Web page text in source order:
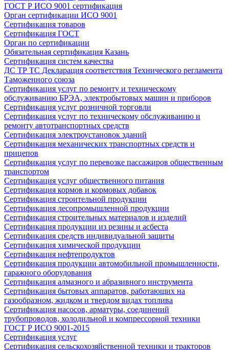
ГОСТ Р ИСО 9001 сертификация
Орган сертификации ИСО 9001
Сертификация товаров
Сертификация ГОСТ
Орган по сертификации
Обязательная сертификация Казань
Сертификация систем качества
ДС ТР ТС Декларация соответствия Технического регламента
Таможенного союза
Сертификация услуг по ремонту и техническому
обслуживанию БРЭА, электробытовых машин и приборов
Сертификация услуг розничной торговли
Сертификация услуг по техническому обслуживанию и
ремонту автотранспортных средств
Сертификация электроустановок зданий
Сертификация механических транспортных средств и
прицепов
Сертификация услуг по перевозке пассажиров общественным
транспортом
Сертификация услуг общественного питания
Сертификация кормов и кормовых добавок
Сертификация строительной продукции
Сертификация лесопромышленной продукции
Сертификация строительных материалов и изделий
Сертификация продукции из резины и асбеста
Сертификация средств индивидуальной защиты
Сертификация химической продукции
Сертификация нефтепродуктов
Сертификация продукции автомобильной промышленности,
гаражного оборудования
Сертификация алмазного и абразивного инструмента
Сертификация бытовых аппаратов, работающих на
газообразном, жидком и твердом видах топлива
Сертификация насосов, арматуры, соединений
трубопроводов, холодильной и компрессорной техники
ГОСТ Р ИСО 9001-2015
Сертификация услуг
Сертификация сельскохозяйственной техники и тракторов